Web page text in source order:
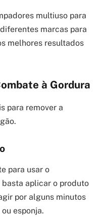
multiuso para
marcas para
melhores resultados
à Gordura
para remover a
para usar o
aplicar o produto
por alguns minutos
esponja.